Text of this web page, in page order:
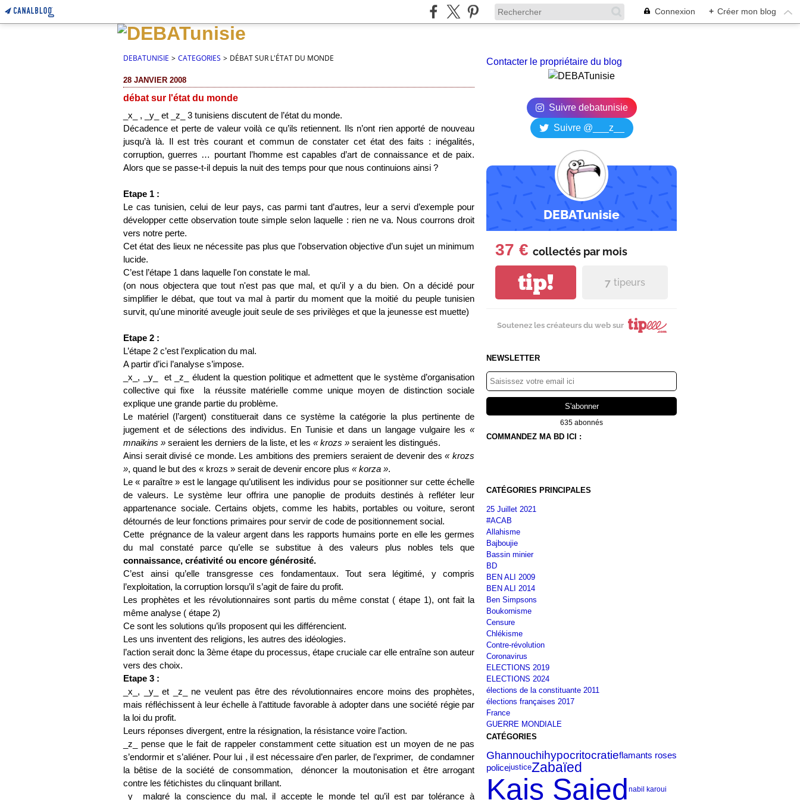
Connexion + Créer mon blog
DEBATUNISIE > CATEGORIES > DÉBAT SUR L'ÉTAT DU MONDE
28 JANVIER 2008
débat sur l'état du monde
_x_ , _y_ et _z_
3 tunisiens discutent de l’état du monde.
Décadence et perte de valeur voilà ce qu’ils retiennent. Ils n’ont rien apporté de nouveau
jusqu’à là. Il est très courant et commun de constater cet état des faits : inégalités,
corruption, guerres … pourtant l’homme est capables d’art de connaissance et de paix.
Alors que se passe-t-il depuis la nuit des temps pour que nous continuions ainsi ?
Etape 1 :
Le cas tunisien, celui de leur pays, cas parmi tant d’autres, leur a servi d’exemple pour
développer cette observation toute simple selon laquelle : rien ne va. Nous courrons droit
vers notre perte.
Cet état des lieux ne nécessite pas plus que l’observation objective d’un sujet un minimum
lucide.
C’est l’étape 1 dans laquelle l'on constate le mal.
(on nous objectera que tout n'est pas que mal, et qu'il y a du bien. On a décidé pour
simplifier le débat, que tout va mal à partir du moment que la moitié du peuple tunisien
survit, qu'une minorité aveugle jouit seule de ses privilèges et que la jeunesse est muette)
Etape 2 :
L’étape 2 c’est l’explication du mal.
A partir d’ici l’analyse s’impose.
_x_, _y_ et _z_ éludent la question politique et admettent que le système d’organisation
collective qui fixe
la réussite matérielle comme unique moyen de distinction sociale
explique une grande partie du problème.
Le matériel (l’argent) constituerait dans ce système la catégorie la plus pertinente de
jugement et de sélections des individus. En Tunisie et dans un langage vulgaire les «
mnaikins » seraient les derniers de la liste, et les « krozs » seraient les distingués.
Ainsi serait divisé ce monde. Les ambitions des premiers seraient de devenir des« krozs
», quand le but des « krozs » serait de devenir encore plus « korza ».
Le « paraître » est le langage qu’utilisent les individus pour se positionner sur cette échelle
de valeurs. Le système leur offrira une panoplie de produits destinés à refléter leur
appartenance sociale. Certains objets, comme les habits, portables ou voiture, seront
détournés de leur fonctions primaires pour servir de code de positionnement social.
Cette
prégnance de la valeur argent dans les rapports humains porte en elle les germes
du mal constaté parce qu’elle se substitue à
des valeurs plus nobles tels que
connaissance, créativité ou encore générosité.
C’est ainsi qu’elle transgresse ces fondamentaux. Tout sera légitimé, y compris
l’exploitation, la corruption lorsqu’il s’agit de faire du profit.
Les prophètes et les révolutionnaires sont partis du même constat ( étape 1), ont fait la
même analyse ( étape 2)
Ce sont les solutions qu’ils proposent qui les différencient.
Les uns inventent des religions, les autres des idéologies.
l’action serait donc la 3ème étape du processus, étape cruciale car elle entraîne son auteur
vers des choix.
Etape 3 :
_x_, _y_ et _z_ ne veulent pas être des révolutionnaires encore moins des prophètes,
mais réfléchissent à leur échelle à l’attitude favorable à adopter dans une société régie par
la loi du profit.
Leurs réponses divergent, entre la résignation, la résistance voire l’action.
_z_ pense que le fait de rappeler constamment cette situation est un moyen de ne pas
s’endormir et s’aliéner. Pour lui , il est nécessaire d’en parler, de l’exprimer, de condamner
la bêtise de la société de consommation,
dénoncer la moutonisation et être arrogant
contre les fétichistes du clinquant brillant.
_y_ malgré la conscience du mal, il accepte le monde tel qu’il est par tolérance à
Contacter le propriétaire du blog
Suivre debatunisie
Suivre @___z__
DEBATunisie
37 € collectés par mois
tip! 7 tipeurs
Soutenez les créateurs du web sur
NEWSLETTER
635 abonnés
COMMANDEZ MA BD ICI :
CATÉGORIES PRINCIPALES
25 Juillet 2021
#ACAB
Allahisme
Bajboujie
Bassin minier
BD
BEN ALI 2009
BEN ALI 2014
Ben Simpsons
Boukornisme
Censure
Chlékisme
Contre-révolution
Coronavirus
ELECTIONS 2019
ELECTIONS 2024
élections de la constituante 2011
élections françaises 2017
France
GUERRE MONDIALE
CATÉGORIES
Ghannouchihypocritocratieflamants roses
policejusticeZabaïed
Kais Saied nabil karoui